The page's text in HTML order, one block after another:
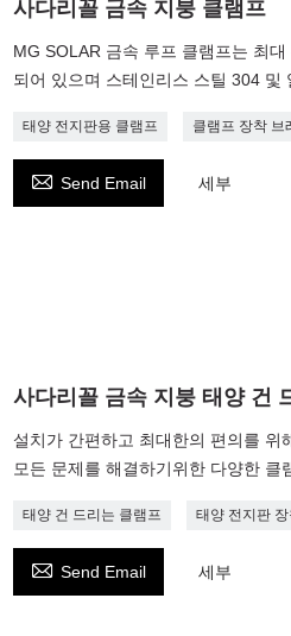
사다리꼴 금속 지붕 클램프
MG SOLAR 금속 루프 클램프는 최
되어 있으며 스테인리스 스틸 304 및
태양 전지판용 클램프 클램프 장착 브
 Send Email 세부
사다리꼴 금속 지붕 태양 건
설치가 간편하고 최대한의 편의를
모든 문제를 해결하기위한 다양한 클
태양 건 드리는 클램프 태양 전지판
 Send Email 세부